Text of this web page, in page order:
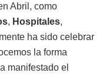
Abril, como
, Hospitales,
ha sido celebrar
la forma
manifestado el